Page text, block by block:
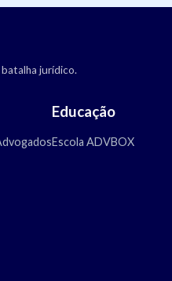
jurídico.
Educação
Escola ADVBOX